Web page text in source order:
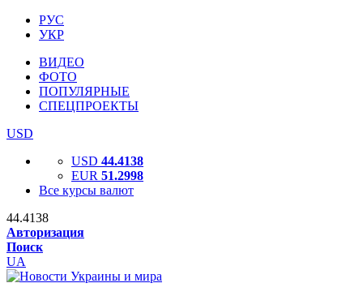
РУС
УКР
ВИДЕО
ФОТО
ПОПУЛЯРНЫЕ
СПЕЦПРОЕКТЫ
USD
USD 44.4138
EUR 51.2998
Все курсы валют
44.4138
Авторизация
Поиск
UA